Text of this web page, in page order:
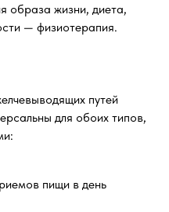
образа жизни, диета,
— физиотерапия.
путей
для обоих типов,
пищи в день